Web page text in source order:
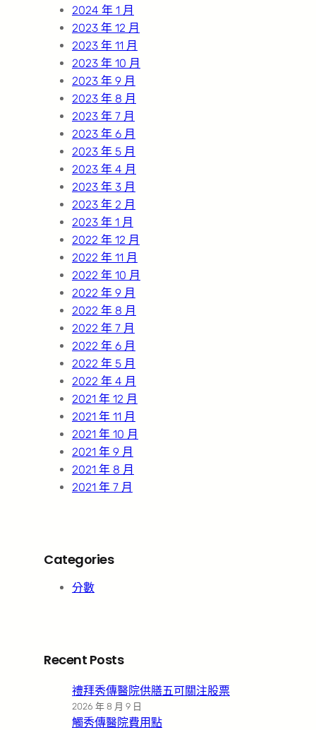
2024 年 1 月
2023 年 12 月
2023 年 11 月
2023 年 10 月
2023 年 9 月
2023 年 8 月
2023 年 7 月
2023 年 6 月
2023 年 5 月
2023 年 4 月
2023 年 3 月
2023 年 2 月
2023 年 1 月
2022 年 12 月
2022 年 11 月
2022 年 10 月
2022 年 9 月
2022 年 8 月
2022 年 7 月
2022 年 6 月
2022 年 5 月
2022 年 4 月
2021 年 12 月
2021 年 11 月
2021 年 10 月
2021 年 9 月
2021 年 8 月
2021 年 7 月
Categories
分數
Recent Posts
禮拜秀傳醫院供膳五可關注股票
2026 年 8 月 9 日
觸秀傳醫院費用點